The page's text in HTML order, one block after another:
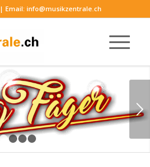
| Email:info@musikzentrale.ch
Weiter